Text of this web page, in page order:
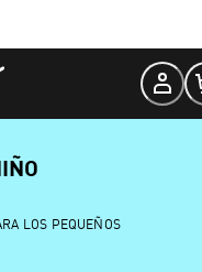
LOS PEQUEÑOS